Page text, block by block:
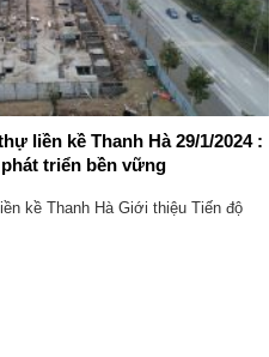
liền kề Thanh Hà 29/1/2024 :
triển bền vững
kề Thanh Hà Giới thiệu Tiến độ